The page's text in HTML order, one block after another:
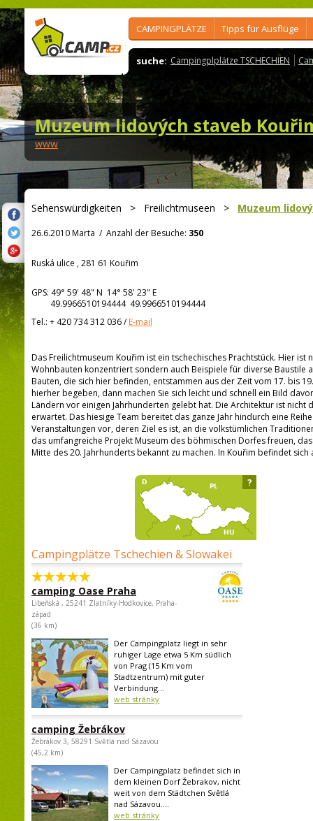
CAMPINGPLÄTZE Tipps für Ausflüge
suche: Campingplplätze TSCHECHIEN
Muzeum lidových staveb
www
Sehenswürdigkeiten > Freilichtmuseen > Muzeum
26.6.2010 Marta / Anzahl der Besuche: 350
Ruská ulice , 281 61 Kouřim
GPS: 49° 59' 48" N 14° 58' 23" E
49.9966510194444 49.9966510194444
Tel.: + 420 734 312 036/E-mail
Das Freilichtmuseum Kouřim ist ein tschechisches Prachtstück. Hier ist
Wohnbauten konzentriert sondern auch Beispiele für diverse Baustile
Bauten, die sich hier befinden, entstammen aus der Zeit vom 17. bis
hierher begeben, dann machen Sie sich leicht und schnell ein Bild
Ländern vor einigen Jahrhunderten gelebt hat. Die Architektur ist nicht
erwartet. Das hiesige Team bereitet das ganze Jahr hindurch eine
Veranstaltungen vor, deren Ziel es ist, an die volkstümlichen
das umfangreiche Projekt Museum des böhmischen Dorfes freuen,
Mitte des 20. Jahrhunderts bekannt zu machen. In Kouřim befindet
Campingplätze Tschechien & Slowakei
camping Oase Praha
Libeňská , 25241 Zlatníky-Hodkovice, Praha-
západ
(36 km)
Der Campingplatz liegt in sehr
ruhiger Lage etwa 5 Km südlich
von Prag (15 Km vom
Stadtzentrum) mit guter
Verbindung...
web stránky
camping Žebrákov
Žebrákov 3, 58291 Světlá nad Sázavou
(45,2 km)
Der Campingplatz befindet sich in
dem kleinen Dorf Žebrakov, nicht
weit von dem Städtchen Světlá
nad Sázavou....
web stránky
?